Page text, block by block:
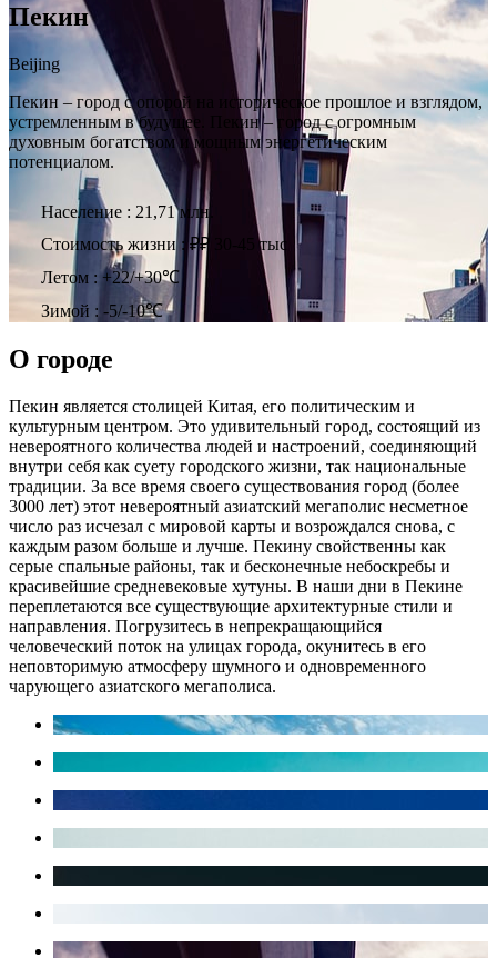
Пекин
Beijing
Пекин – город с опорой на историческое прошлое и взглядом,
устремленным в будущее. Пекин – город с огромным
духовным богатством и мощным энергетическим
потенциалом.
Население : 21,71 млн.
Стоимость жизни : ₽₽ 30-45 тыс
Летом : +22/+30℃
Зимой : -5/-10℃
О городе
Пекин является столицей Китая, его политическим и
культурным центром. Это удивительный город, состоящий из
невероятного количества людей и настроений, соединяющий
внутри себя как суету городского жизни, так национальные
традиции. За все время своего существования город (более
3000 лет) этот невероятный азиатский мегаполис несметное
число раз исчезал с мировой карты и возрождался снова, с
каждым разом больше и лучше. Пекину свойственны как
серые спальные районы, так и бесконечные небоскребы и
красивейшие средневековые хутуны. В наши дни в Пекине
переплетаются все существующие архитектурные стили и
направления. Погрузитесь в непрекращающийся
человеческий поток на улицах города, окунитесь в его
неповторимую атмосферу шумного и одновременного
чарующего азиатского мегаполиса.